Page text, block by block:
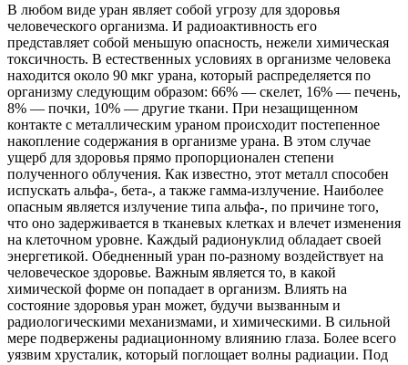
В любом виде уран являет собой угрозу для здоровья
человеческого организма. И радиоактивность его
представляет собой меньшую опасность, нежели химическая
токсичность. В естественных условиях в организме человека
находится около 90 мкг урана, который распределяется по
организму следующим образом: 66% — скелет, 16% — печень,
8% — почки, 10% — другие ткани. При незащищенном
контакте с металлическим ураном происходит постепенное
накопление содержания в организме урана. В этом случае
ущерб для здоровья прямо пропорционален степени
полученного облучения. Как известно, этот металл способен
испускать альфа-, бета-, а также гамма-излучение. Наиболее
опасным является излучение типа альфа-, по причине того,
что оно задерживается в тканевых клетках и влечет изменения
на клеточном уровне. Каждый радионуклид обладает своей
энергетикой. Обедненный уран по-разному воздействует на
человеческое здоровье. Важным является то, в какой
химической форме он попадает в организм. Влиять на
состояние здоровья уран может, будучи вызванным и
радиологическими механизмами, и химическими. В сильной
мере подвержены радиационному влиянию глаза. Более всего
уязвим хрусталик, который поглощает волны радиации. Под